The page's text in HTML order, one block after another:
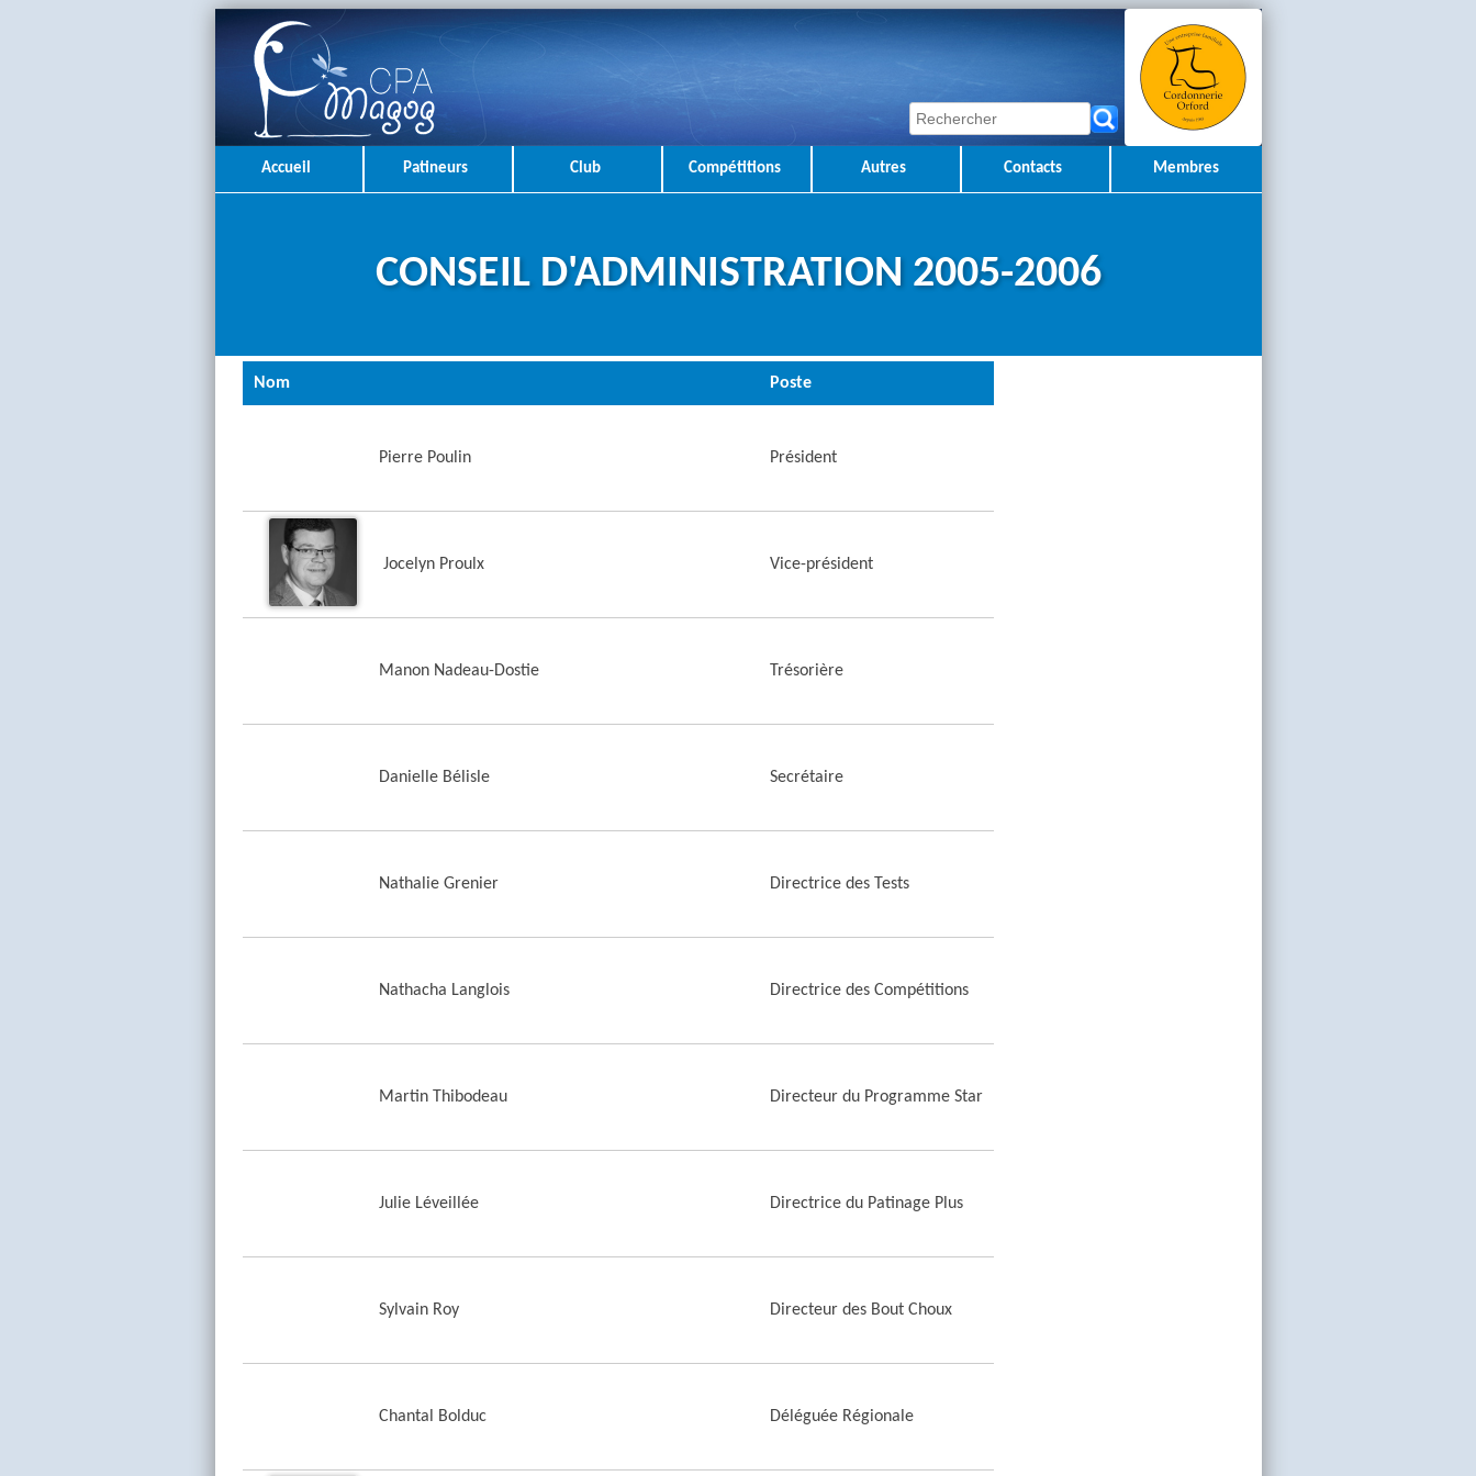
Accueil Patineurs Club Compétitions Autres Contacts Membres
CONSEIL D'ADMINISTRATION 2005-2006
Nom Poste
Pierre Poulin Président
Jocelyn Proulx Vice-président
Manon Nadeau-Dostie Trésorière
Danielle Bélisle Secrétaire
Nathalie Grenier Directrice des Tests
Nathacha Langlois Directrice des Compétitions
Martin Thibodeau Directeur du Programme Star
Julie Léveillée Directrice du Patinage Plus
Sylvain Roy Directeur des Bout Choux
Chantal Bolduc Déléguée Régionale